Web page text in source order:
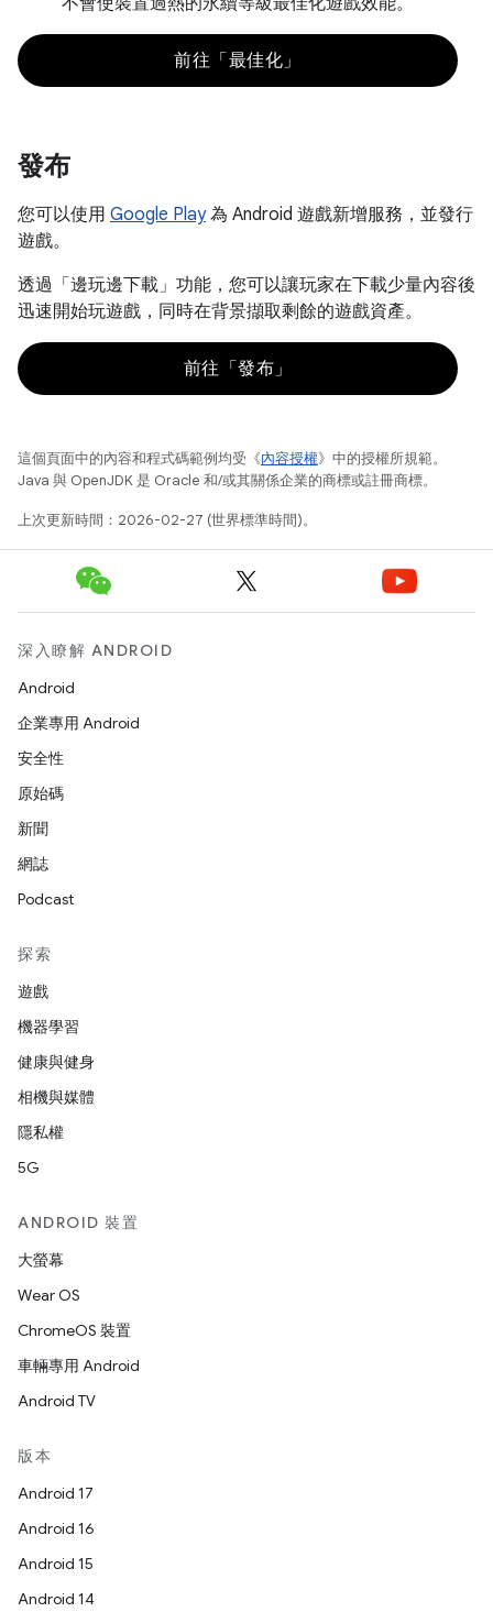
前往「最佳化」
發布
您可以使用 Google Play為 Android 遊戲新增服務，並發行
遊戲。
透過「邊玩邊下載」 功能，您可以讓玩家在下載少量內容後
迅速開始玩遊戲，同時在背景擷取剩餘的遊戲資產。
前往「發布」
這個頁面中的內容和程式碼範例均受《內容授權》中的授權所規範。
Java 與 OpenJDK 是 Oracle 和/或其關係企業的商標或註冊商標。
上次更新時間：2026-02-27 (世界標準時間)。
深入瞭解 ANDROID
Android
企業專用 Android
安全性
原始碼
新聞
網誌
Podcast
探索
遊戲
機器學習
健康與健身
相機與媒體
隱私權
5G
ANDROID 裝置
大螢幕
Wear OS
ChromeOS 裝置
車輛專用 Android
Android TV
版本
Android 17
Android 16
Android 15
Android 14